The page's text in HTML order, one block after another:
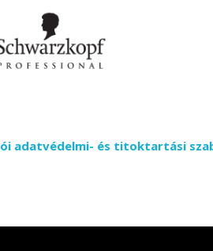
adatvédelmi- és titoktartási